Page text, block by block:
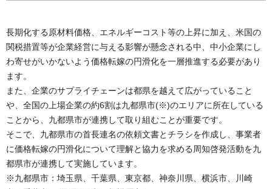
長期化する原材料価格、エネルギーコスト等の上昇に加え、米国の
関税措置等が企業経営に与える影響が懸念される中、中小企業にし
わ寄せがいかないよう価格転嫁の円滑化を一層推進する必要があり
ます。
また、企業のサプライチェーンは都県を越えて広がっていること
や、全国の上場企業の約6割は九都県市(※)のエリアに所在している
ことから、九都県市が連携して取り組むことが重要です。
そこで、九都県市の首長連名の依頼文書とチラシを作成し、事業者
に価格転嫁の円滑化について理解と協力を求める周知啓発活動を九
都県市が連携して実施しています。
※九都県市：埼玉県、千葉県、東京都、神奈川県、横浜市、川崎